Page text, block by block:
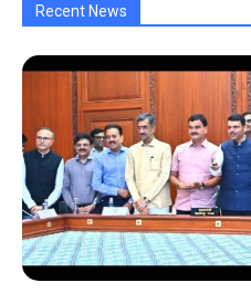
Recent News